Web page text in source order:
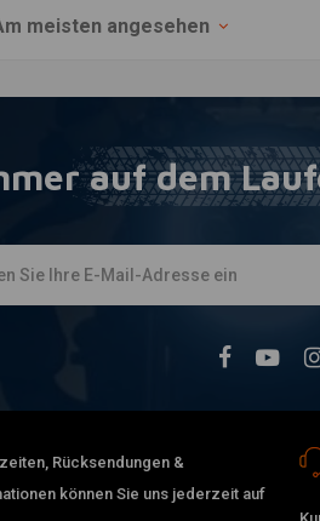
meisten angesehen
auf dem
Rücksendungen &
können Sie uns jederzeit auf